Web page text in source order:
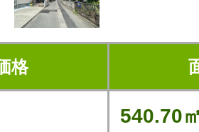
格
540.70